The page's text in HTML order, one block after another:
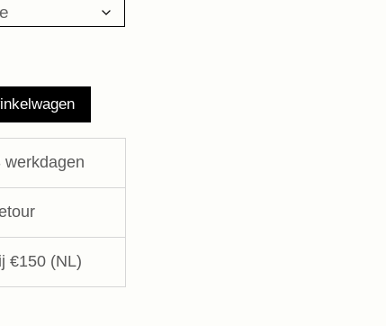
werkdagen
€150 (NL)